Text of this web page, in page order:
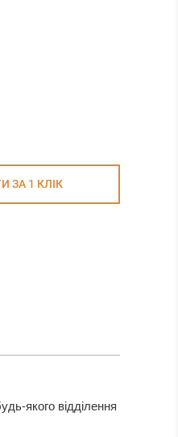
ЗА 1 КЛIК
якого відділення